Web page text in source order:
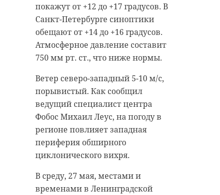
покажут от +12 до +17 градусов. В
Санкт-Петербурге синоптики
обещают от +14 до +16 градусов.
Атмосферное давление составит
750 мм рт. ст., что ниже нормы.
Ветер северо-западный 5-10 м/с,
порывистый. Как сообщил
ведущий специалист центра
Фобос Михаил Леус, на погоду в
регионе повлияет западная
периферия обширного
циклонического вихря.
В среду, 27 мая, местами и
временами в Ленинградской